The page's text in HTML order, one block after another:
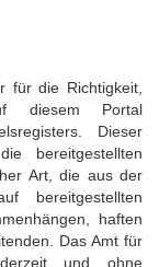
für die Richtigkeit,
diesem Portal
Dieser
bereitgestellten
Art, die aus der
bereitgestellten
haften
Das Amt für
und ohne